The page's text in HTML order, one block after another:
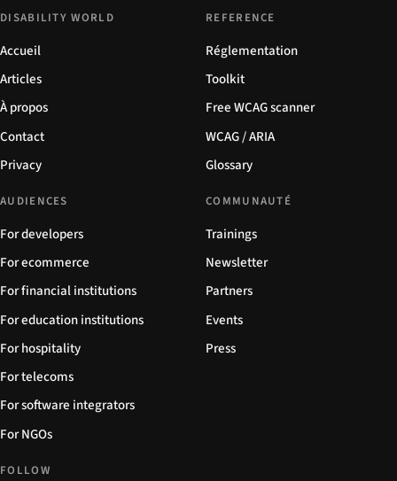
DISABILITY WORLD
Accueil
Articles
À propos
Contact
Privacy
REFERENCE
Réglementation
Toolkit
Free WCAG scanner
WCAG / ARIA
Glossary
AUDIENCES
For developers
For ecommerce
For financial institutions
For education institutions
For hospitality
For telecoms
For software integrators
For NGOs
COMMUNAUTÉ
Trainings
Newsletter
Partners
Events
Press
FOLLOW